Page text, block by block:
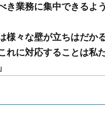
き業務に集中できるよ
様々な壁が立ちはだか
れに対応することは私